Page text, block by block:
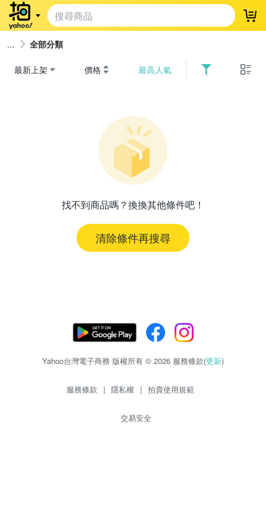
登
全部分類
最新上架 價格 最高人氣
找不到商品嗎？換換其他條件吧！
清除條件再搜尋
Yahoo台灣電子商務 版權所有 © 2026 服務條款(更新)
服務條款 | 隱私權 | 拍賣使用規範
交易安全